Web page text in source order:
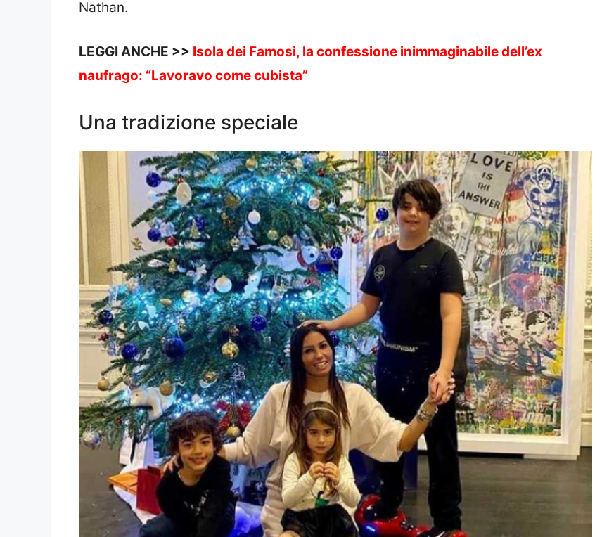
Nathan.
LEGGI ANCHE >> Isola dei Famosi, la confessione inimmaginabile dell’ex
naufrago: “Lavoravo come cubista”
Una tradizione speciale